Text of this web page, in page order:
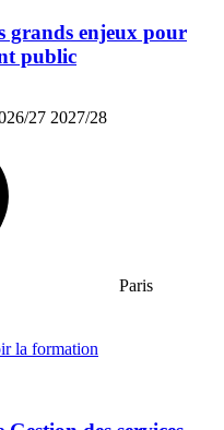
grands enjeux pour
public
27 2027/28
Paris
la formation